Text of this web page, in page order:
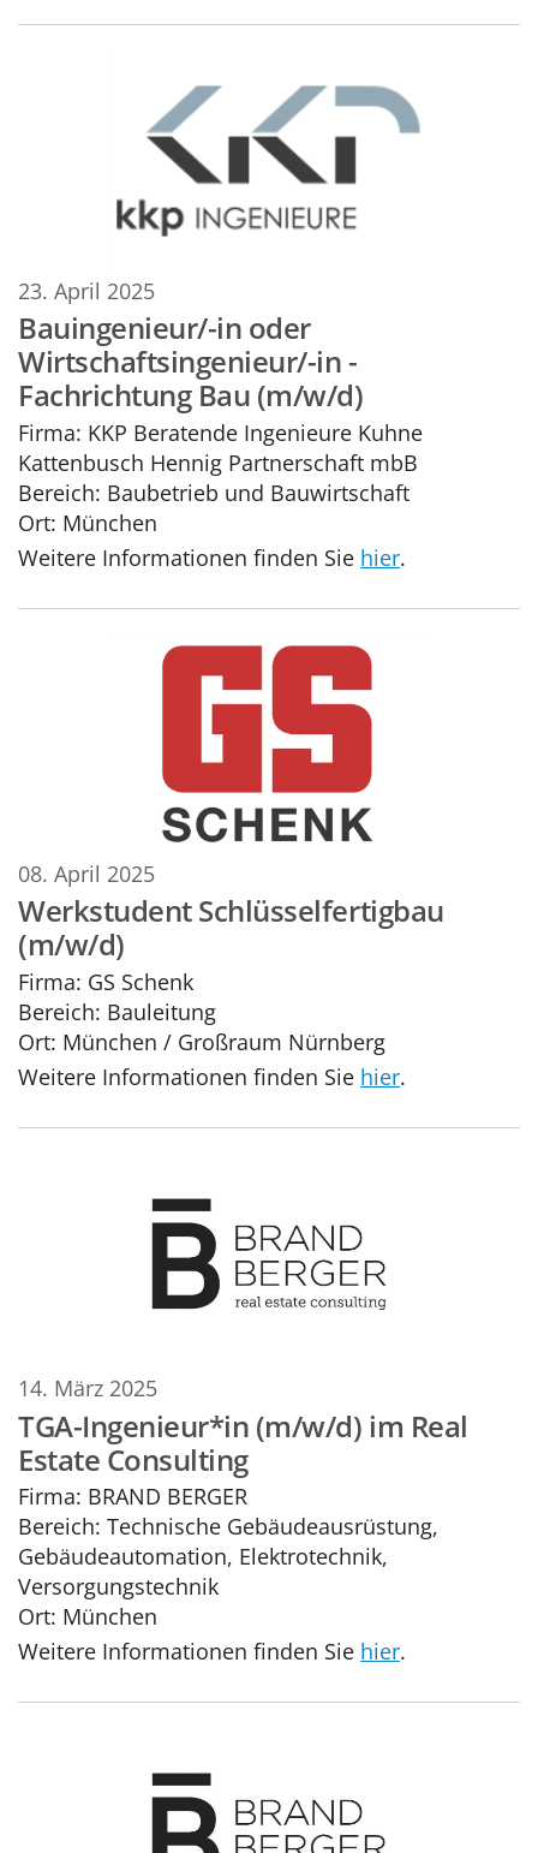
23. April 2025
Bauingenieur/-in oder
Wirtschaftsingenieur/-in -
Fachrichtung Bau (m/w/d)
Firma: KKP Beratende Ingenieure Kuhne
Kattenbusch Hennig Partnerschaft mbB
Bereich: Baubetrieb und Bauwirtschaft
Ort: München
Weitere Informationen finden Sie hier.
08. April 2025
Werkstudent Schlüsselfertigbau
(m/w/d)
Firma: GS Schenk
Bereich: Bauleitung
Ort: München / Großraum Nürnberg
Weitere Informationen finden Sie hier.
14. März 2025
TGA-Ingenieur*in (m/w/d) im Real
Estate Consulting
Firma: BRAND BERGER
Bereich: Technische Gebäudeausrüstung,
Gebäudeautomation, Elektrotechnik,
Versorgungstechnik
Ort: München
Weitere Informationen finden Sie hier.